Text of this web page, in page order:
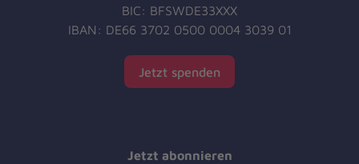
BIC: BFSWDE33XXX
IBAN: DE66 3702 0500 0004 3039 01
Jetzt spenden
Jetzt abonnieren